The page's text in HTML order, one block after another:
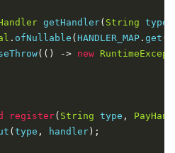
getHandler( String type
. ofNullable ( HANDLER_MAP . get (
(() -> new
register( String type ,
( type , handler );